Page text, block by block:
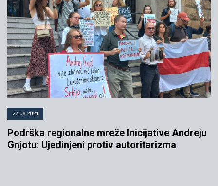
27.08.2024
Podrška regionalne mreže Inicijative Andreju
Gnjotu: Ujedinjeni protiv autoritarizma